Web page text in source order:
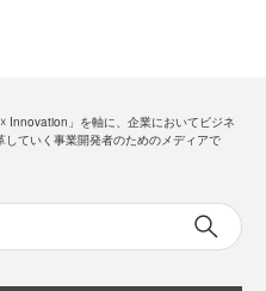
Innovation」を軸に、企業においてビジネ
していく事業開発者のためのメディアで